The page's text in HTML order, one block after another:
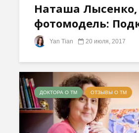
Наташа Лысенко,
фотомодель:
Yan Tian 20 июля, 2017
ДОКТОРА О ТМ ОТЗЫВЫ О ТМ